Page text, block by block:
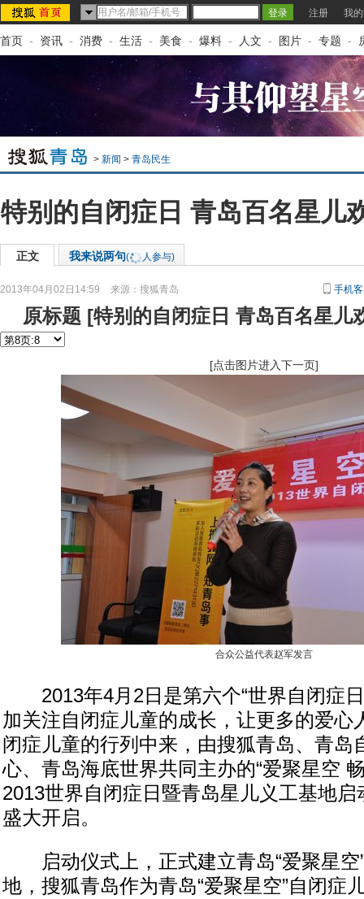
注册 我
首页 - 资讯 - 消费 - 生活 - 美食 - 爆料 - 人文 - 图片 - 专题 -
> 新闻 > 青岛民生
特别的自闭症日 青岛百名星儿
正文 我来说两句( 人参与)
2013年04月02日14:59 来源： 搜狐青岛 手机
原标题 [特别的自闭症日 青岛百名星儿
[点击图片进入下一页]
合众公益代表赵军发言
2013年4月2日是第六个“世界自闭症日
加关注自闭症儿童的成长，让更多的爱心
闭症儿童的行列中来，由搜狐青岛、青岛
心、青岛海底世界共同主办的“爱聚星空
2013世界自闭症日暨青岛星儿义工基地
盛大开启。
启动仪式上，正式建立青岛“爱聚星空
地，搜狐青岛作为青岛“爱聚星空”自闭症